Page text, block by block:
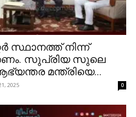
സ്ഥാനത്ത് നിന്ന്
സുപ്രിയ സുലെ
മന്ത്രിയെ...
2025 0